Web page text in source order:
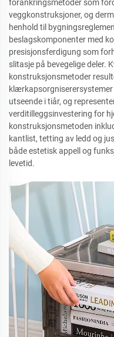
forankringsmetoder som
veggkonstruksjoner, og
henhold til
beslagskomponenter med
presisjonsferdigung som
slitasje på bevegelige deler.
konstruksjonsmetoder
utseende i tiår, og
verditilleggsinvestering for
konstruksjonsmetoden
kantlist, tetting av ledd og
både estetisk appell og
levetid.